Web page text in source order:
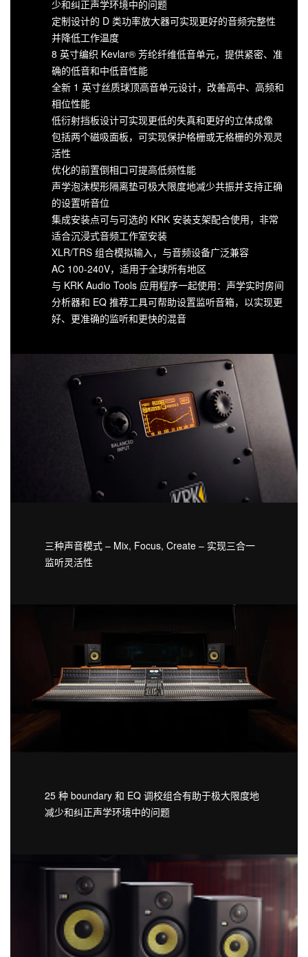
少和纠正声学环境中的问题
定制设计的 D 类功率放大器可实现更好的音频完整性
并降低工作温度
8 英寸编织 Kevlar® 芳纶纤维低音单元，提供紧密、准
确的低音和中低音性能
全新 1 英寸丝质球顶高音单元设计，改善高中、高频和
相位性能
低衍射挡板设计可实现更低的失真和更好的立体成像
包括两个磁吸面板，可实现保护格栅或无格栅的外观灵
活性
优化的前置倒相口可提高低频性能
声学泡沫楔形隔离垫可极大限度地减少共振并支持正确
的设置听音位
集成安装点可与可选的 KRK 安装支架配合使用，非常
适合沉浸式音频工作室安装
XLR/TRS 组合模拟输入，与音频设备广泛兼容
AC 100-240V，适用于全球所有地区
与 KRK Audio Tools 应用程序一起使用：声学实时房间
分析器和 EQ 推荐工具可帮助设置监听音箱，以实现更
好、更准确的监听和更快的混音
三种声音模式 – Mix, Focus, Create – 实现三合一
监听灵活性
25 种 boundary 和 EQ 调校组合有助于极大限度地
减少和纠正声学环境中的问题